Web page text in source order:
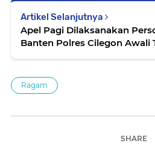
Artikel Selanjutnya
Apel Pagi Dilaksanakan
Banten Polres Cilegon Awali
Ragam
SHARE